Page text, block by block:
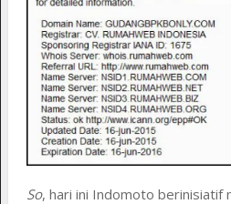
So, hari ini Indomoto berinisiatif